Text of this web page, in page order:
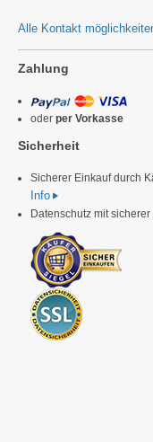
Alle Kontakt
Zahlung
oder per Vorkasse
Sicherheit
Sicherer Einkauf durch
Info
Datenschutz mit